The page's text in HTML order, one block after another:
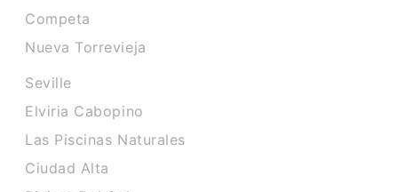
Competa
Nueva Torrevieja
Seville
Elviria Cabopino
Las Piscinas Naturales
Ciudad Alta